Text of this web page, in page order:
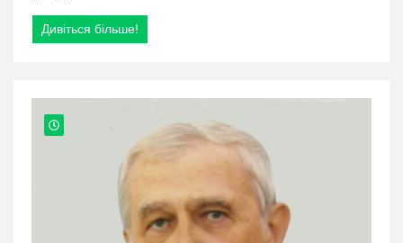
Дивіться більше!